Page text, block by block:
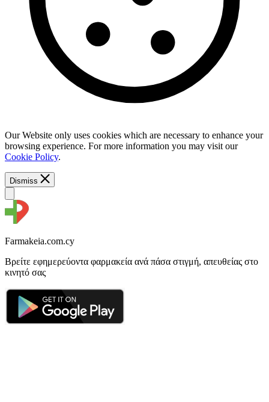
Our Website only uses cookies which are necessary to enhance your
browsing experience. For more information you may visit our
Cookie Policy.
Dismiss
Farmakeia.com.cy
Βρείτε εφημερεύοντα φαρμακεία ανά πάσα στιγμή, απευθείας στο
κινητό σας